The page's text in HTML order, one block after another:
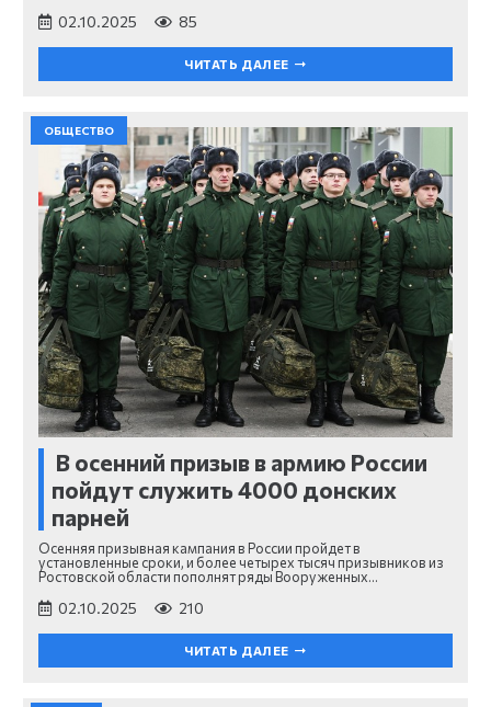
02.10.2025 85
ЧИТАТЬ ДАЛЕЕ
ОБЩЕСТВО
В осенний призыв в армию России
пойдут служить 4000 донских
парней
Осенняя призывная кампания в России пройдет в
установленные сроки, и более четырех тысяч призывников из
Ростовской области пополнят ряды Вооруженных…
02.10.2025 210
ЧИТАТЬ ДАЛЕЕ